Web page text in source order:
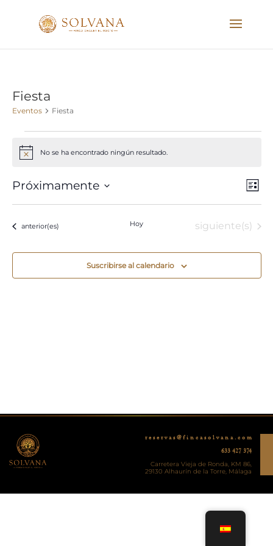
Fiesta
Eventos Fiesta
Aviso No se ha encontrado ningún resultado.
de
de
de
Lista
Próximamente
Eventos
anterior(es) Hoy Eventos
siguiente(s)
Suscribirse al calendario
r e s e r v a s @ f i n c a s o l v a n a . c o m
633 427 374
Carretera Vieja de Ronda, KM 86,
29130 Alhaurín de la Torre, Málaga